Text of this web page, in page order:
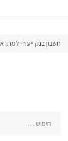
חשבון בנק ייעודי למתן